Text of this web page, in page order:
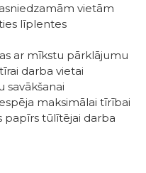
vietām
līplentes
ar mīkstu pārklājumu
darba vietai
savākšanai
maksimālai tīrībai
papīrs tūlītējai darba